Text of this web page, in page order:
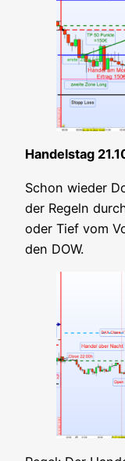
Han­dels­tag
Schon wie­der
der Regeln
oder Tief vom
den DOW.